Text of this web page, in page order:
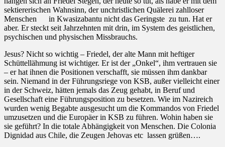
sektiererischen Wahnsinn, der unchristlichen Quälerei zahlloser
Menschen
in Kwasizabantu nicht das Geringste zu tun. Hat er
aber. Er steckt seit Jahrzehnten mit drin, im System des geistlichen,
psychischen und physischen Missbrauchs.
Jesus? Nicht so wichtig – Friedel, der alte Mann mit heftiger
Schüttellähmung ist wichtiger. Er ist der „Onkel“, ihm vertrauen sie
– er hat ihnen die Positionen verschafft, sie müssen ihm dankbar
sein. Niemand in der Führungsriege von KSB, außer vielleicht einer
in der Schweiz, hätten jemals das Zeug gehabt, in Beruf und
Gesellschaft eine Führungsposition zu besetzen. Wie im Nazireich
wurden wenig Begabte ausgesucht um die Kommandos von Friedel
umzusetzen und die Europäer in KSB zu führen. Wohin haben sie
sie geführt? In die totale Abhängigkeit von Menschen. Die Colonia
Dignidad aus Chile, die Zeugen Jehovas etc lassen grüßen….